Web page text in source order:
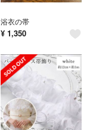
浴衣の帯
¥ 1,350